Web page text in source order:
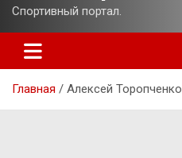
Спортивный портал.
Главная Алексей Торопченко